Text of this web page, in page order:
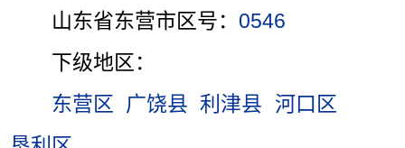
山东省东营市区号： 0546
下级地区：
东营区
广饶县 利津县
河口区